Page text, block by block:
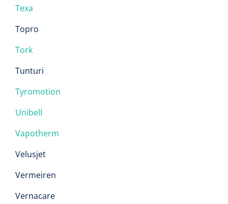
Texa
Topro
Tork
Tunturi
Tyromotion
Unibell
Vapotherm
Velusjet
Vermeiren
Vernacare